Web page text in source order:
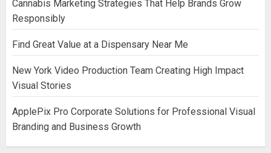
Cannabis Marketing Strategies That Help Brands Grow
Responsibly
Find Great Value at a Dispensary Near Me
New York Video Production Team Creating High Impact
Visual Stories
ApplePix Pro Corporate Solutions for Professional Visual
Branding and Business Growth